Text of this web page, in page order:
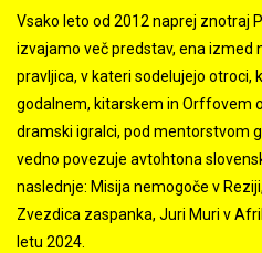
Vsako leto od 2012 naprej znotraj
izvajamo več predstav, ena izmed
pravljica, v kateri sodelujejo otroci,
godalnem, kitarskem in Orffovem
dramski igralci, pod mentorstvom
vedno povezuje avtohtona
naslednje: Misija nemogoče v
Zvezdica zaspanka, Juri Muri v
letu 2024.